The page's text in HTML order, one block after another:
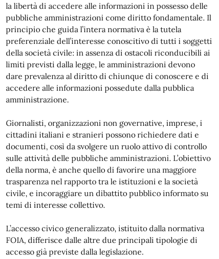
la libertà di accedere alle informazioni in possesso delle
pubbliche amministrazioni come diritto fondamentale. Il
principio che guida l’intera normativa è la tutela
preferenziale dell’interesse conoscitivo di tutti i soggetti
della società civile: in assenza di ostacoli riconducibili ai
limiti previsti dalla legge, le amministrazioni devono
dare prevalenza al diritto di chiunque di conoscere e di
accedere alle informazioni possedute dalla pubblica
amministrazione.
Giornalisti, organizzazioni non governative, imprese, i
cittadini italiani e stranieri possono richiedere dati e
documenti, così da svolgere un ruolo attivo di controllo
sulle attività delle pubbliche amministrazioni. L’obiettivo
della norma, è anche quello di favorire una maggiore
trasparenza nel rapporto tra le istituzioni e la società
civile, e incoraggiare un dibattito pubblico informato su
temi di interesse collettivo.
L’accesso civico generalizzato, istituito dalla normativa
FOIA, differisce dalle altre due principali tipologie di
accesso già previste dalla legislazione.